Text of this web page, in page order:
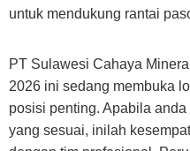
untuk mendukung rantai
PT Sulawesi Cahaya
2026 ini sedang membuka
posisi penting. Apabila
yang sesuai, inilah